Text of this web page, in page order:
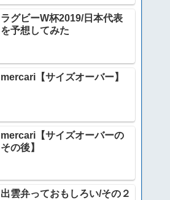
ラグビーW杯2019/日本代表
を予想してみた
mercari【サイズオーバー】
mercari【サイズオーバーの
その後】
出雲弁っておもしろい/その２